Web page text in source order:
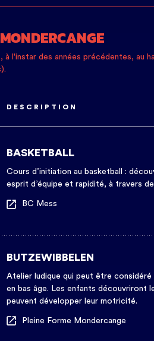
à l'instar des années précédentes, au
DESCRIPTION
BASKETBALL
Cours d’initiation au basketball :
esprit d’équipe et rapidité, à travers
BC Mess
BUTZEWIBBELEN
Atelier ludique qui peut être
en bas âge. Les enfants découvriront
peuvent développer leur motricité.
Pleine Forme Mondercange